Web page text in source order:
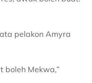
pelakon Amyra
boleh Mekwa,”